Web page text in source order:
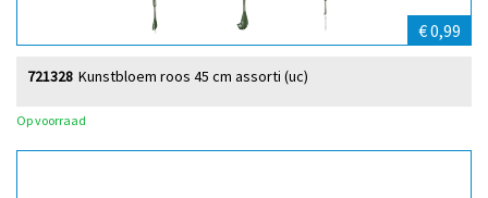
€ 0,99
Kunstbloem roos 45 cm assorti (uc)
721328
Op voorraad